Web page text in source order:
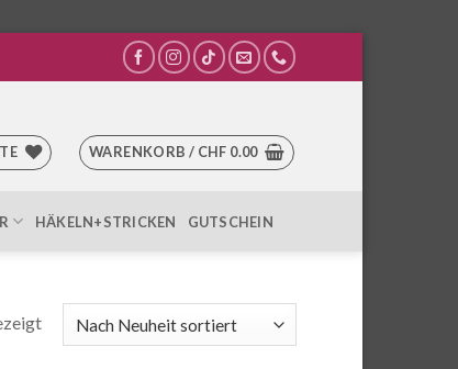
WARENKORB / CHF 0.00
HÄKELN+STRICKEN GUTSCHEIN
Nach
Aktualität